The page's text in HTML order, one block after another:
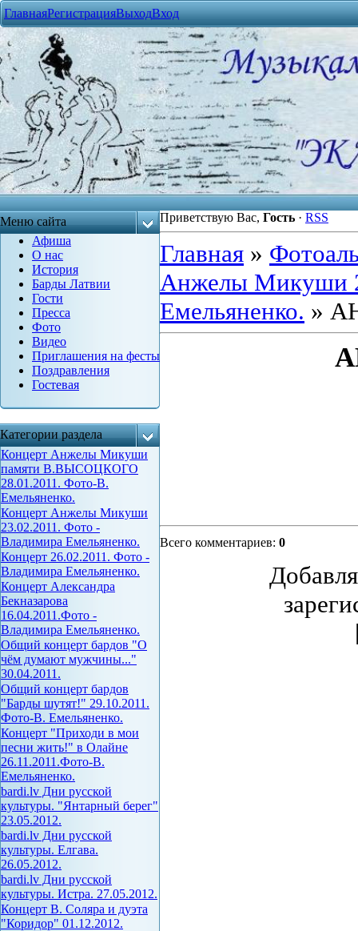
ГлавнаяРегистрацияВыходВход
Меню сайта
Афиша
О нас
История
Барды Латвии
Гости
Пресса
Фото
Видео
Приглашения на фесты
Поздравления
Гостевая
Категории раздела
Концерт Анжелы Микуши
памяти В.ВЫСОЦКОГО
28.01.2011. Фото-В.
Емельяненко.
Концерт Анжелы Микуши
23.02.2011. Фото -
Владимира Емельяненко.
Концерт 26.02.2011. Фото -
Владимира Емельяненко.
Концерт Александра
Бекназарова
16.04.2011.Фото -
Владимира Емельяненко.
Общий концерт бардов "О
чём думают мужчины..."
30.04.2011.
Общий концерт бардов
"Барды шутят!" 29.10.2011.
Фото-В. Емельяненко.
Концерт "Приходи в мои
песни жить!" в Олайне
26.11.2011.Фото-В.
Емельяненко.
bardi.lv Дни русской
культуры. "Янтарный берег"
23.05.2012.
bardi.lv Дни русской
культуры. Елгава.
26.05.2012.
bardi.lv Дни русской
культуры. Истра. 27.05.2012.
Концерт В. Соляра и дуэта
"Коридор" 01.12.2012.
Приветствую Вас, Гость · RSS
Главная »
Анжелы Микуши
Емельяненко. »
Всего комментариев: 0